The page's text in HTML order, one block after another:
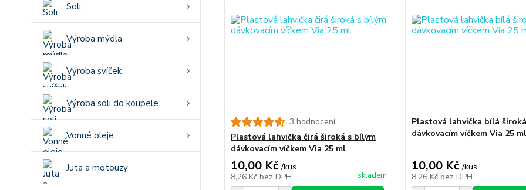
Soli
Výroba mýdla
Výroba svíček
Výroba soli do koupele
Vonné oleje
Juta a motouzy
3 hodnocení
Plastová lahvička čirá široká s bílým
dávkovacím víčkem Via 25 ml
10,00 Kč /kus
8,26 Kč bez DPH skladem
Plastová lahvička bílá
dávkovacím víčkem Via 25 ml
10,00 Kč /kus
8,26 Kč bez DPH